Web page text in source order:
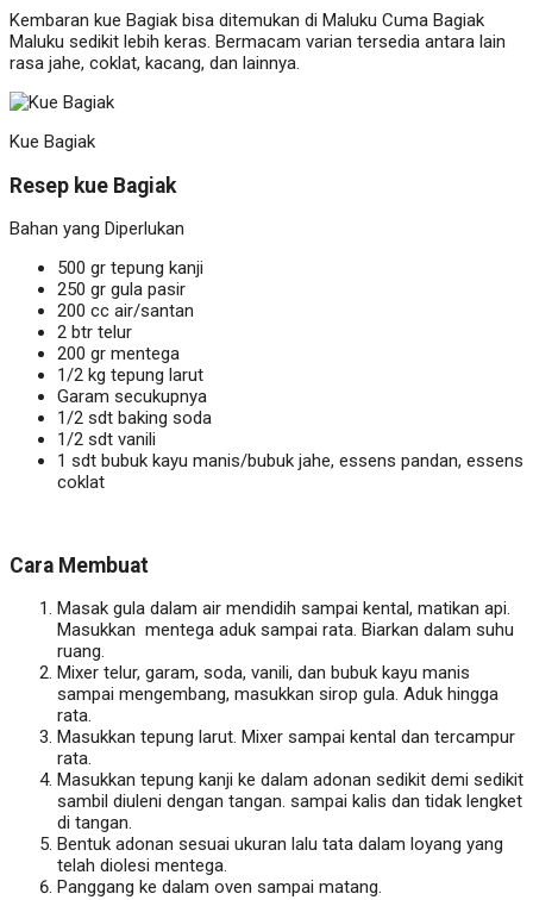
Kembaran kue Bagiak bisa ditemukan di Maluku Cuma Bagiak
Maluku sedikit lebih keras. Bermacam varian tersedia antara lain
rasa jahe, coklat, kacang, dan lainnya.
Kue Bagiak
Resep kue Bagiak
Bahan yang Diperlukan
500 gr tepung kanji
250 gr gula pasir
200 cc air/santan
2 btr telur
200 gr mentega
1/2 kg tepung larut
Garam secukupnya
1/2 sdt baking soda
1/2 sdt vanili
1 sdt bubuk kayu manis/bubuk jahe, essens pandan, essens
coklat
Cara Membuat
Masak gula dalam air mendidih sampai kental, matikan api.
Masukkan mentega aduk sampai rata. Biarkan dalam suhu
ruang.
Mixer telur, garam, soda, vanili, dan bubuk kayu manis
sampai mengembang, masukkan sirop gula. Aduk hingga
rata.
Masukkan tepung larut. Mixer sampai kental dan tercampur
rata.
Masukkan tepung kanji ke dalam adonan sedikit demi sedikit
sambil diuleni dengan tangan. sampai kalis dan tidak lengket
di tangan.
Bentuk adonan sesuai ukuran lalu tata dalam loyang yang
telah diolesi mentega.
Panggang ke dalam oven sampai matang.